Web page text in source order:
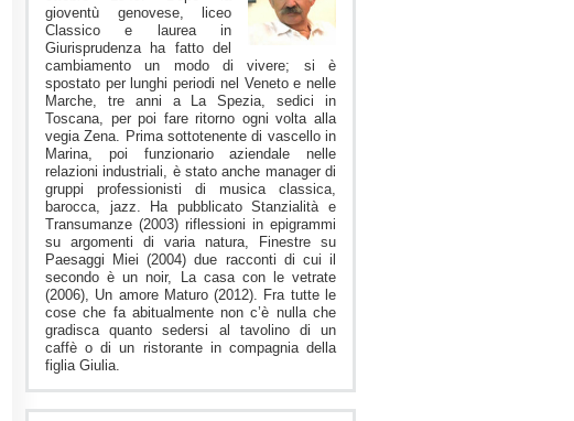
gioventù genovese, liceo
Classico e laurea in
Giurisprudenza ha fatto del
cambiamento un modo di vivere; si è
spostato per lunghi periodi nel Veneto e nelle
Marche, tre anni a La Spezia, sedici in
Toscana, per poi fare ritorno ogni volta alla
vegia Zena. Prima sottotenente di vascello in
Marina, poi funzionario aziendale nelle
relazioni industriali, è stato anche manager di
gruppi professionisti di musica classica,
barocca, jazz. Ha pubblicato Stanzialità e
Transumanze (2003) riflessioni in epigrammi
su argomenti di varia natura, Finestre su
Paesaggi Miei (2004) due racconti di cui il
secondo è un noir, La casa con le vetrate
(2006), Un amore Maturo (2012). Fra tutte le
cose che fa abitualmente non c’è nulla che
gradisca quanto sedersi al tavolino di un
caffè o di un ristorante in compagnia della
figlia Giulia.